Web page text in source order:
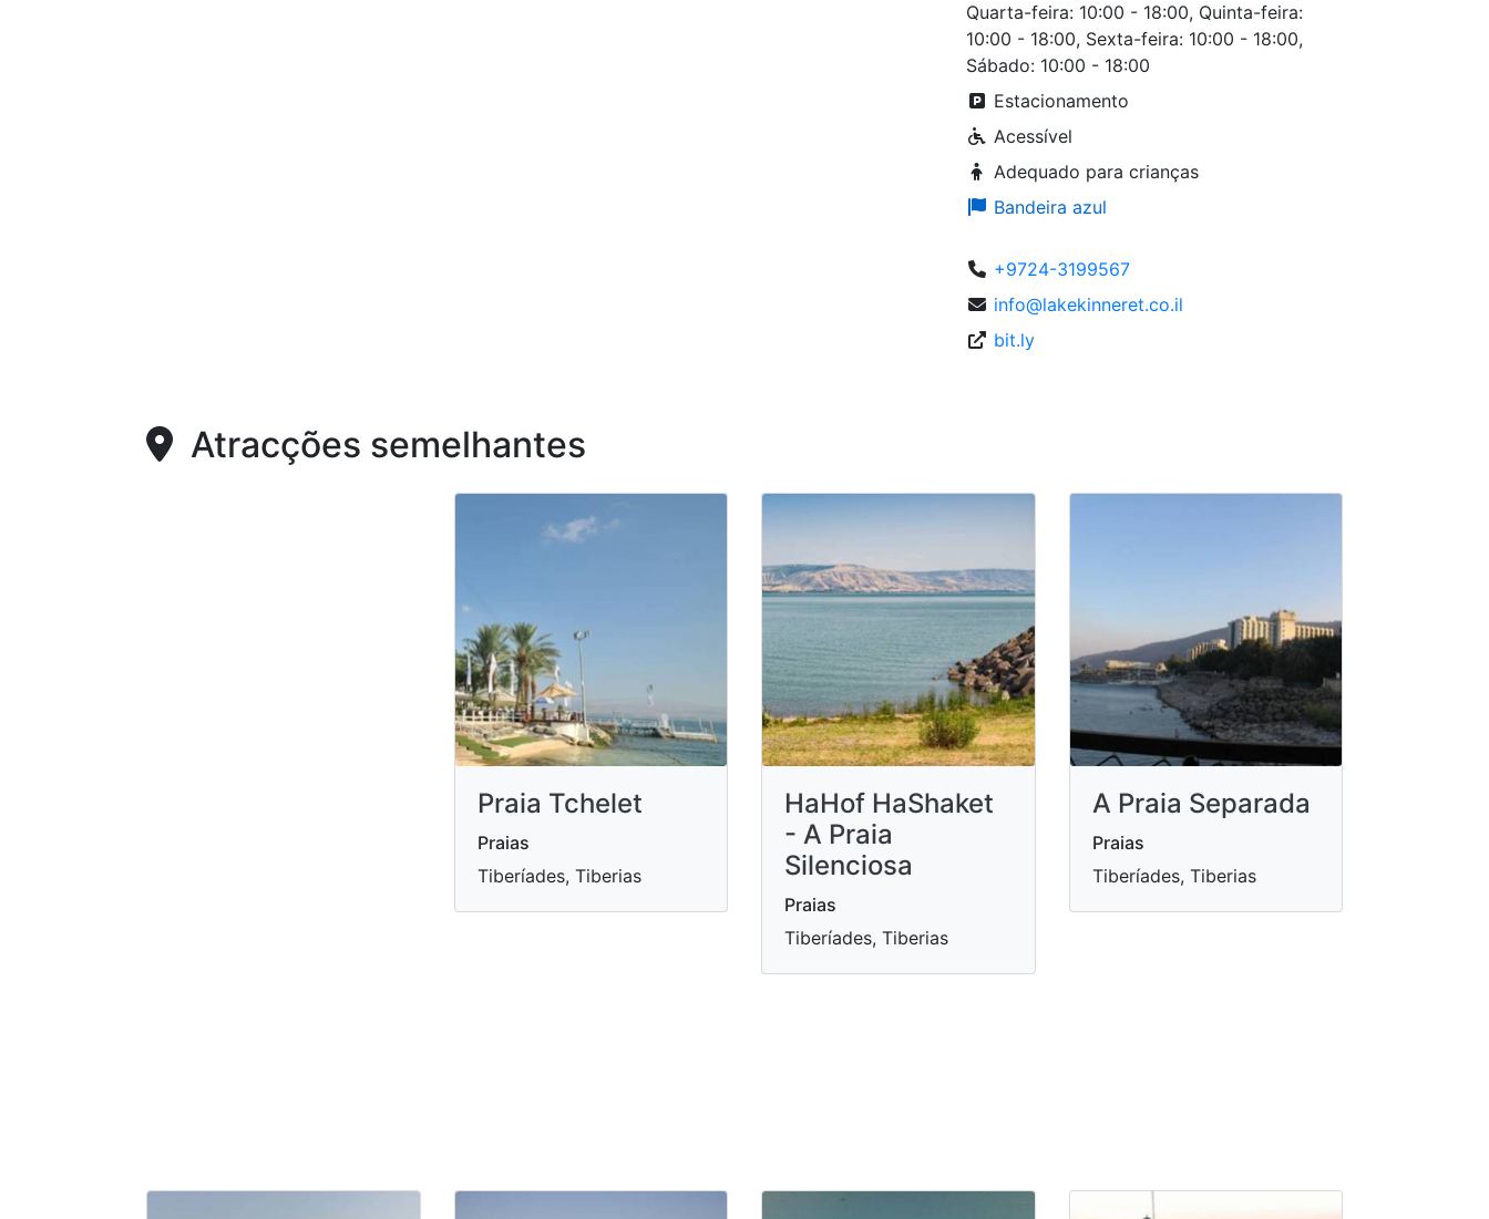
Quarta-feira: 10:00 - 18:00, Quinta-feira:
10:00 - 18:00, Sexta-feira: 10:00 - 18:00,
Sábado: 10:00 - 18:00
Estacionamento
Acessível
Adequado para crianças
Bandeira azul
+9724-3199567
info@lakekinneret.co.il
bit.ly
Atracções semelhantes
Praia Tchelet
Praias
Tiberíades, Tiberias
HaHof HaShaket
- A Praia
Silenciosa
Praias
Tiberíades, Tiberias
A Praia Separada
Praias
Tiberíades, Tiberias